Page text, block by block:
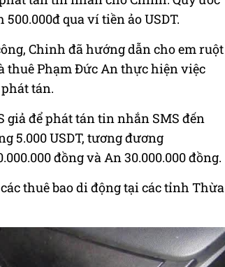
qua ví tiền ảo USDT.
Chinh đã hướng dẫn cho em ruột
thuê Phạm Đức An thực hiện việc
tán.
để phát tán tin nhắn SMS đến
5.000 USDT, tương đương
đồng và An 30.000.000 đồng.
thuê bao di động tại các tỉnh Thừa